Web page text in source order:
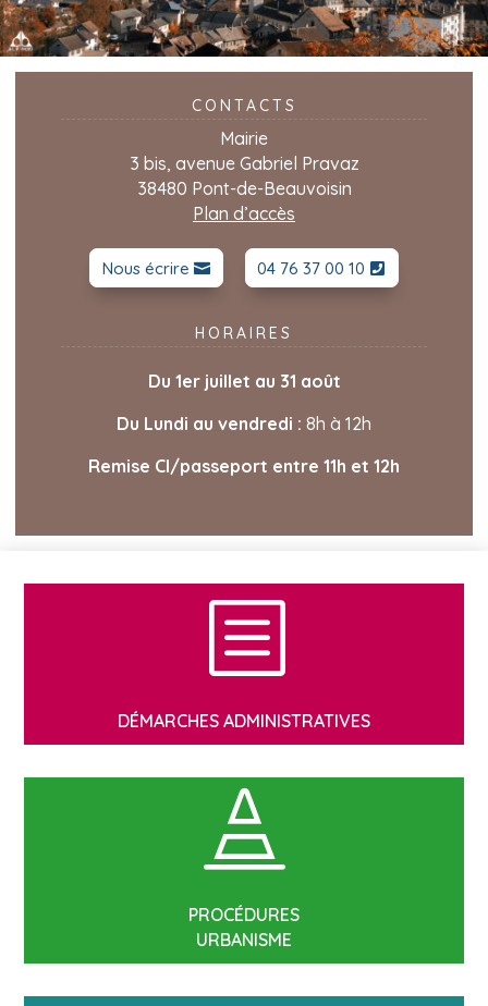
CONTACTS
Mairie
3 bis, avenue Gabriel Pravaz
38480 Pont-de-Beauvoisin
Plan d’accès
Nous écrire 04 76 37 00 10
HORAIRES
Du 1er juillet au 31 août
Du Lundi au vendredi : 8h à 12h
Remise CI/passeport entre 11h et 12h
b
DÉMARCHES ADMINISTRATIVES

PROCÉDURES
URBANISME